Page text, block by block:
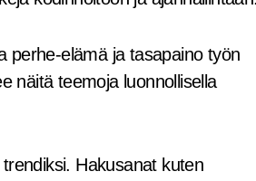
perhe-elämä ja tasapaino työn
näitä teemoja luonnollisella
Hakusanat kuten